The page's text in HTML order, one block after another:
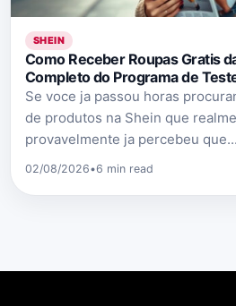
SHEIN
Como Receber Roupas Gratis
Completo do Programa de
Se voce ja passou horas
de produtos na Shein que
provavelmente ja percebeu que...
02/08/2026•6 min read